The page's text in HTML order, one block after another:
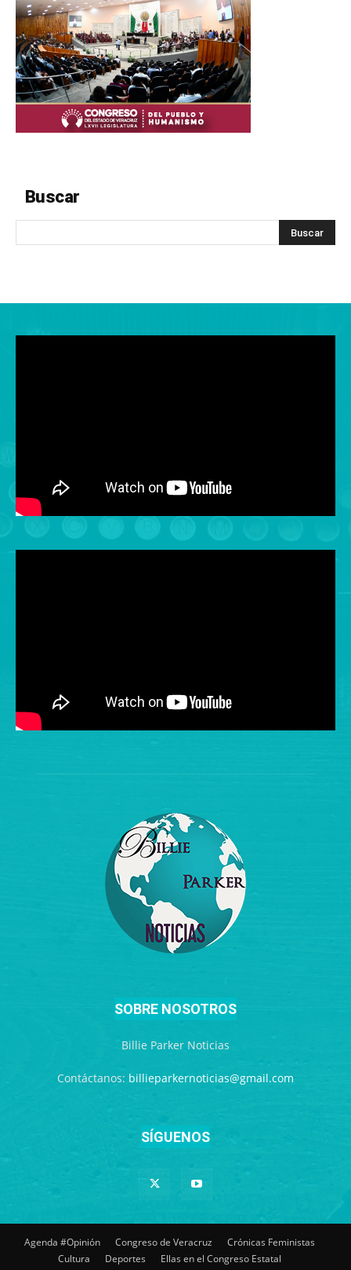
Buscar
SOBRE NOSOTROS
Billie Parker Noticias
Contáctanos: billieparkernoticias@gmail.com
SÍGUENOS
Agenda #Opinión Congreso de Veracruz
Crónicas Feministas
Cultura
Deportes
Ellas en el Congreso Estatal